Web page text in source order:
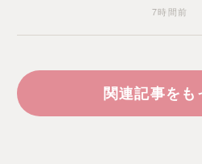
7時間前
関連記事をも